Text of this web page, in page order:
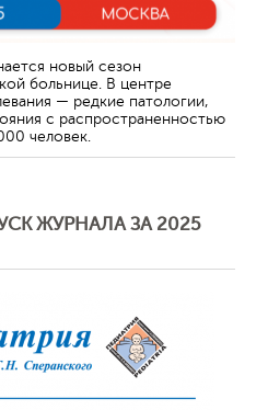
новый сезон
больнице. В центре
— редкие патологии,
с распространенностью
человек.
ЖУРНАЛА ЗА 2025